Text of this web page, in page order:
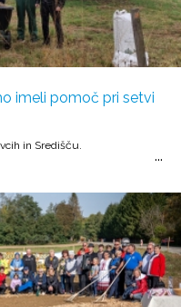
imeli pomoč pri setvi
in Središču.